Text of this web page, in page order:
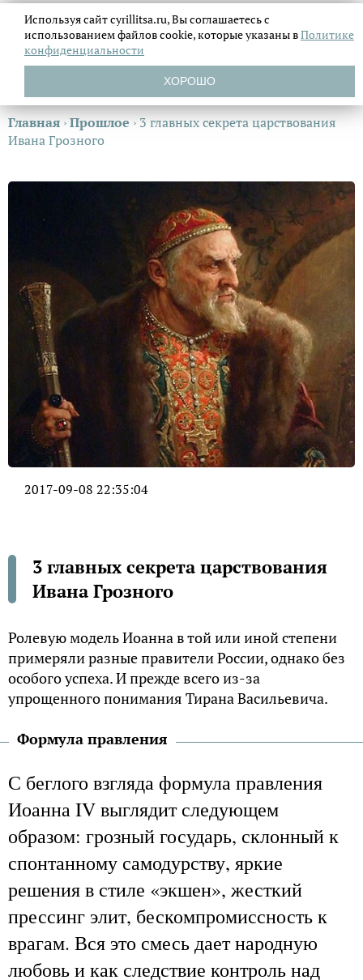
Главная ›Прошлое › 3 главных секрета царствования
Ивана Грозного
2017-09-08 22:35:04
3 главных секрета царствования
Ивана Грозного
Ролевую модель Иоанна в той или иной степени
примеряли разные правители России, однако без
особого успеха. И прежде всего из-за
упрощенного понимания Тирана Васильевича.
Формула правления
С беглого взгляда формула правления
Иоанна IV выглядит следующем
образом: грозный государь, склонный к
спонтанному самодурству, яркие
решения в стиле «экшен», жесткий
прессинг элит, бескомпромиссность к
врагам. Вся это смесь дает народную
любовь и как следствие контроль над
Используя сайт cyrillitsa.ru, Вы соглашаетесь с
использованием файловcookie, которые указаны вПолитике
конфиденциальности
ХОРОШО